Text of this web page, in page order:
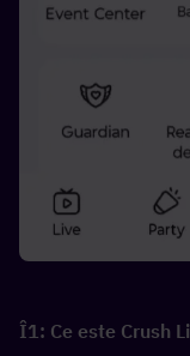
Î1: Ce este Crush